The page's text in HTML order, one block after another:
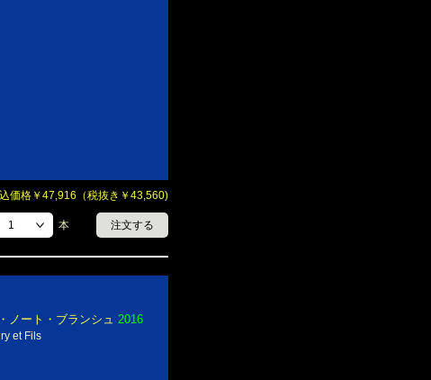
価格￥47,916（税抜き￥43,560)
本 注文する
ノート・ブランシュ 2016
et Fils